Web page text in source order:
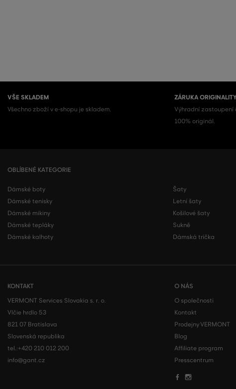
VŠE SKLADEM
Všechno zboží v e-shopu je skladem.
ZÁRUKA
Výhradní zastoupení
100% originál.
OBLÍBENÉ KATEGORIE
Dámské boty
Dámské tenisky
Dámské mikiny
Dámské tepláky
Dámské kalhoty
Šaty
Letní šaty
Košilové šaty
Sukně
Dámská trička
KONTAKT
VERMONT Services Slovakia s. r. o.
Vlčie hrdlo 53
821 07 Bratislava
Slovenská republika
tel.:+420 210 012 200
info@gant.cz
O NÁS
O společnosti
Kontakt
Prodejny VERMONT
Blog
Affiliate program
Presscentrum